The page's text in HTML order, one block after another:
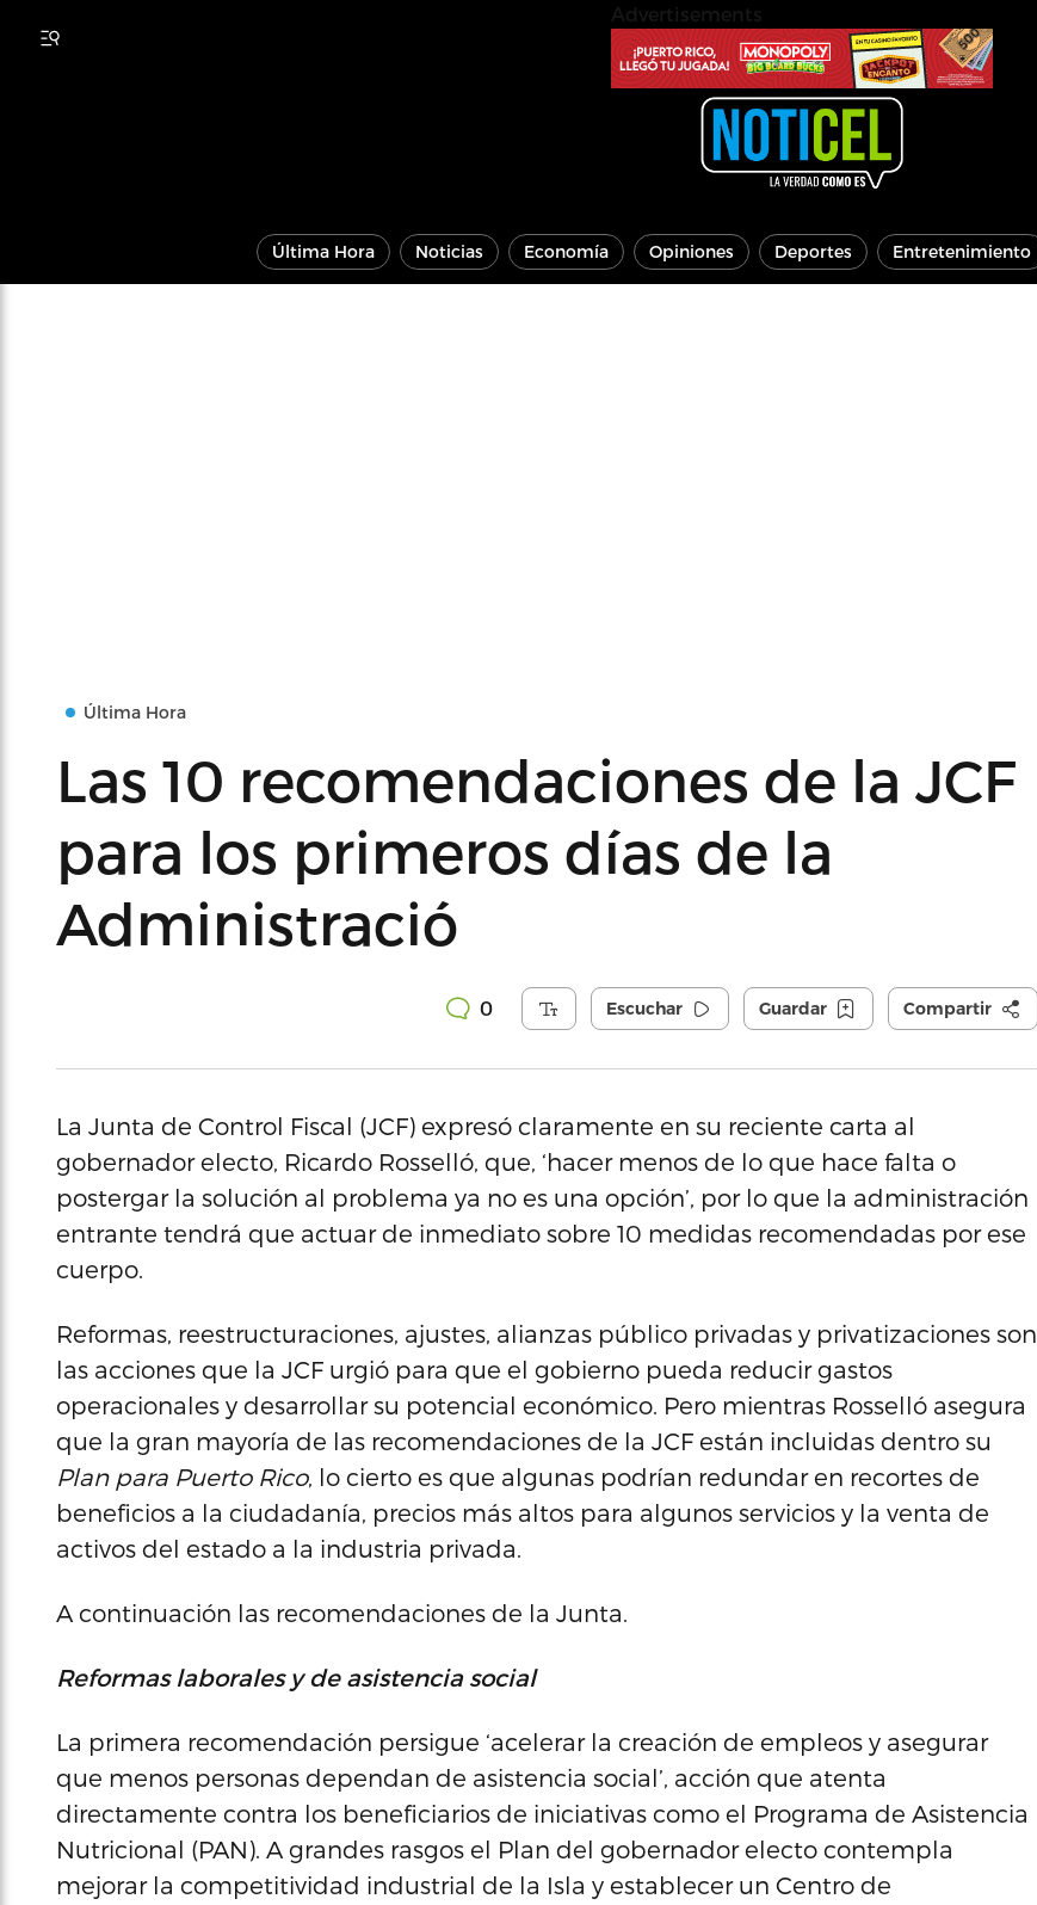
Última Hora Noticias Economía Opiniones Deportes Entretenimiento
Última Hora
Las 10 recomendaciones de la JCF
para los primeros días de la
Administració
0 Escuchar Guardar Compartir
La Junta de Control Fiscal (JCF) expresó claramente en su reciente carta al
gobernador electo, Ricardo Rosselló, que, ‘hacer menos de lo que hace falta o
postergar la solución al problema ya no es una opción’, por lo que la administración
entrante tendrá que actuar de inmediato sobre 10 medidas recomendadas por ese
cuerpo.
Reformas, reestructuraciones, ajustes, alianzas público privadas y privatizaciones son
las acciones que la JCF urgió para que el gobierno pueda reducir gastos
operacionales y desarrollar su potencial económico. Pero mientras Rosselló asegura
que la gran mayoría de las recomendaciones de la JCF están incluidas dentro su
Plan para Puerto Rico, lo cierto es que algunas podrían redundar en recortes de
beneficios a la ciudadanía, precios más altos para algunos servicios y la venta de
activos del estado a la industria privada.
A continuación las recomendaciones de la Junta.
Reformas laborales y de asistencia social
La primera recomendación persigue ‘acelerar la creación de empleos y asegurar
que menos personas dependan de asistencia social’, acción que atenta
directamente contra los beneficiarios de iniciativas como el Programa de Asistencia
Nutricional (PAN). A grandes rasgos el Plan del gobernador electo contempla
mejorar la competitividad industrial de la Isla y establecer un Centro de